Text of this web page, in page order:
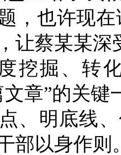
，也许现
让蔡某某深
挖掘、转
文章”的关
、明底线
部以身作则